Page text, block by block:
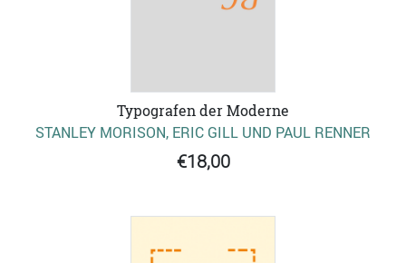
Typografen der Moderne
STANLEY MORISON, ERIC GILL UND PAUL RENNER
€18,00